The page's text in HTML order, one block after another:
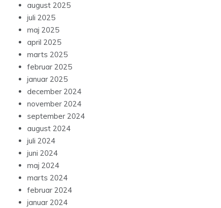
august 2025
juli 2025
maj 2025
april 2025
marts 2025
februar 2025
januar 2025
december 2024
november 2024
september 2024
august 2024
juli 2024
juni 2024
maj 2024
marts 2024
februar 2024
januar 2024